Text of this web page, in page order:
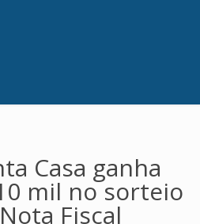
Casa ganha
mil no sorteio
Fiscal